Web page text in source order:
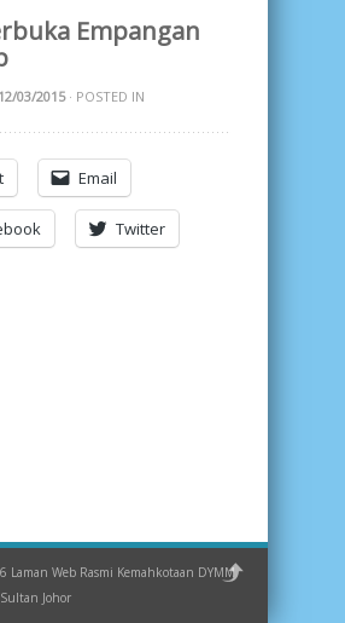
Empangan
12/03/2015· POSTED IN
Email
Twitter
Laman Web Rasmi Kemahkotaan DYMM
Johor